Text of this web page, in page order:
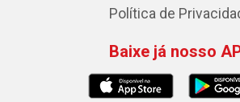
Política de
Baixe já nosso